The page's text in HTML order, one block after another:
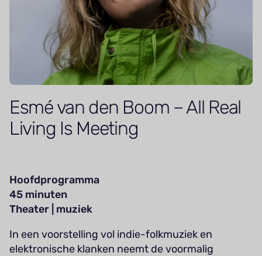
Esmé van den Boom – All Real
Living Is Meeting
Hoofdprogramma
45 minuten
Theater | muziek
In een voorstelling vol indie-folkmuziek en
elektronische klanken neemt de voormalig